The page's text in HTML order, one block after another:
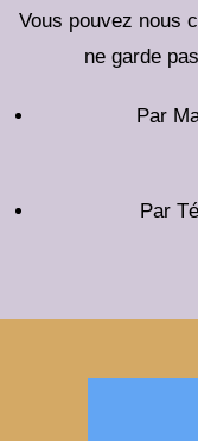
Vous pouvez nous
ne garde
Par
Par